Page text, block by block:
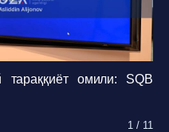
омили: SQB
1 / 11
1 / 11
1 / 11
1 / 11
1 / 11
1 / 11
1 / 11
1 / 11
1 / 11
1 / 11
1 / 11